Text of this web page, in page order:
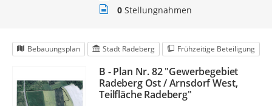
Stellungnahmen
0Stellungnahmen
Bebauungsplan Stadt Radeberg Frühzeitige Beteiligung
B - Plan Nr. 82 "Gewerbegebiet
Radeberg Ost / Arnsdorf West,
Teilfläche Radeberg"